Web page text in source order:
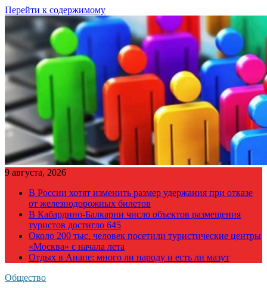
Перейти к содержимому
9 августа, 2026
В России хотят изменить размер удержания при отказе
от железнодорожных билетов
В Кабардино-Балкарии число объектов размещения
туристов достигло 645
Около 200 тыс. человек посетили туристические центры
«Москва» с начала лета
Отдых в Анапе: много ли народу и есть ли мазут
Общество